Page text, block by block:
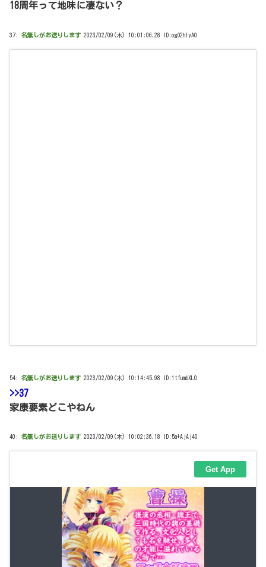
18周年って地味に凄ない？
37: 名無しがお送りします 2023/02/09(木) 10:01:06.28 ID:ogO2hIyA0
54: 名無しがお送りします 2023/02/09(木) 10:14:45.98 ID:1tfumbXL0
>>37
家康要素どこやねん
40: 名無しがお送りします 2023/02/09(木) 10:02:36.18 ID:5a+AjAj40